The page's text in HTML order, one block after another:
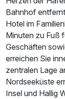
Ausstattung
Bahnhof
Hotel im
Minuten zu Fuß
Geschäften
erreichen Sie
zentralen Lage
Nordseeküste
Insel und Hallig